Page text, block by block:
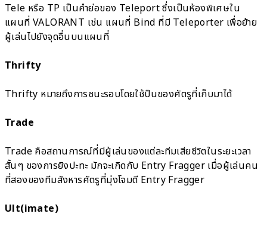
Tele หรือ TP เป็นคำย่อของ Teleport ซึ่งเป็นห้องพิเศษใน
แผนที่ VALORANT เช่น แผนที่ Bind ที่มี Teleporter เพื่อย้าย
ผู้เล่นไปยังจุดอื่นบนแผนที่
Thrifty
Thrifty หมายถึงการชนะรอบโดยใช้ปืนของศัตรูที่เก็บมาได้
Trade
Trade คือสถานการณ์ที่มีผู้เล่นของแต่ละทีมเสียชีวิตในระยะเวลา
สั้นๆ ของการยิงปะทะ มักจะเกิดกับ Entry Fragger เมื่อผู้เล่นคน
ที่สองของทีมสังหารศัตรูที่มุ่งโจมตี Entry Fragger
Ult(imate)